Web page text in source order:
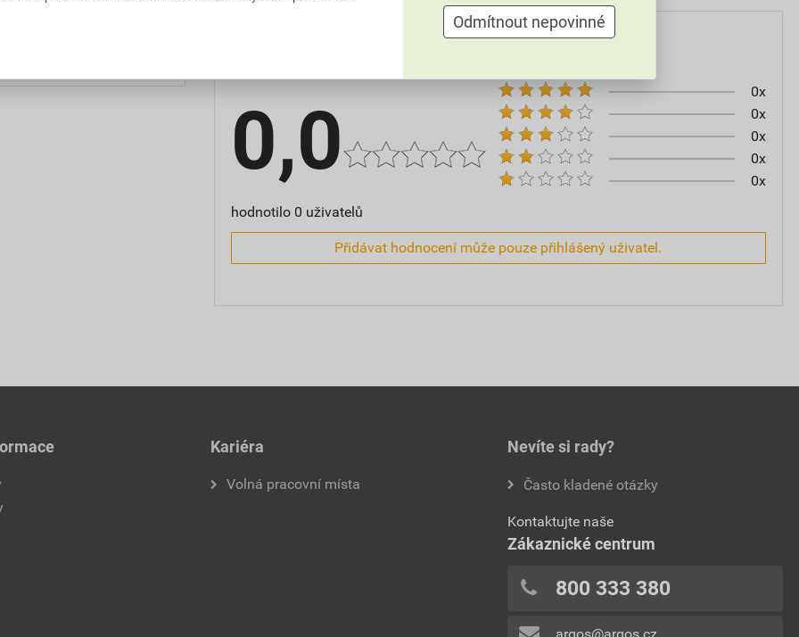
0,0
hodnotilo 0 uživatelů
0x
0x
0x
0x
0x
Přidávat hodnocení může pouze přihlášený uživatel.
Kariéra
Volná pracovní místa
Nevíte si rady?
Často kladené otázky
Kontaktujte naše
Zákaznické centrum
800 333 380
argos@argos.cz
Odmítnout nepovinné